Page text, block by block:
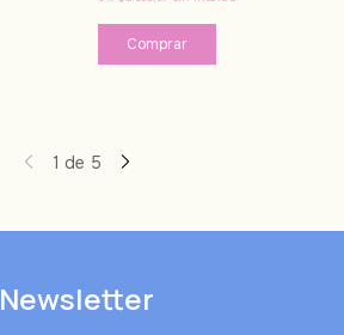
Comprar
1 de 5
Newsletter